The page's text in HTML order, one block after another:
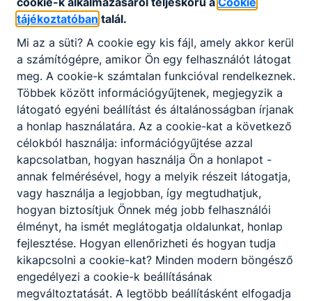
tájékoztatóban talál.
Mi az a süti? A cookie egy kis fájl, amely akkor kerül
a számítógépre, amikor Ön egy felhasználót látogat
meg. A cookie-k számtalan funkcióval rendelkeznek.
Többek között információgyűjtenek, megjegyzik a
látogató egyéni beállítást és általánosságban írjanak
a honlap használatára. Az a cookie-kat a következő
célokból használja: információgyűjtése azzal
kapcsolatban, hogyan használja Ön a honlapot -
annak felmérésével, hogy a melyik részeit látogatja,
vagy használja a legjobban, így megtudhatjuk,
hogyan biztosítjuk Önnek még jobb felhasználói
élményt, ha ismét meglátogatja oldalunkat, honlap
fejlesztése. Hogyan ellenőrizheti és hogyan tudja
kikapcsolni a cookie-kat? Minden modern böngésző
engedélyezi a cookie-k beállításának
megváltoztatását. A legtöbb beállításként elfogadja